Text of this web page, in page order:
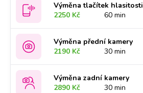
Výměna tlačítek hlasitosti
2250 Kč
60 min
Výměna přední kamery
2190 Kč
30 min
Výměna zadní kamery
2890 Kč
30 min